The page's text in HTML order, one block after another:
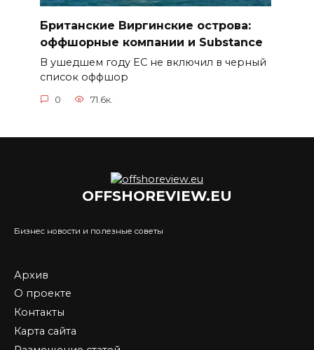
Британские Виргинские острова:
оффшорные компании и Substance
В ушедшем году ЕС не включил в черный
список оффшор
0 71.6к.
OFFSHOREVIEW.EU
Бизнес новости и полезные советы
Архив
О проекте
Контакты
Карта сайта